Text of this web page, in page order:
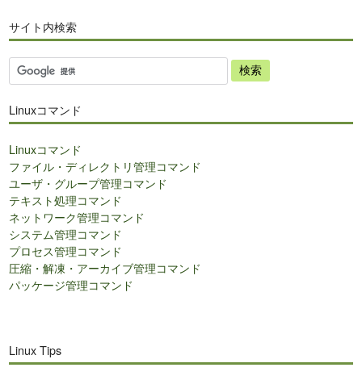
サイト内検索
サ
イ
内
索
Linuxコマンド
Linuxコマンド
ファイル・ディレクトリ管理コマンド
ユーザ・グループ管理コマンド
テキスト処理コマンド
ネットワーク管理コマンド
システム管理コマンド
プロセス管理コマンド
圧縮・解凍・アーカイブ管理コマンド
パッケージ管理コマンド
Linux Tips